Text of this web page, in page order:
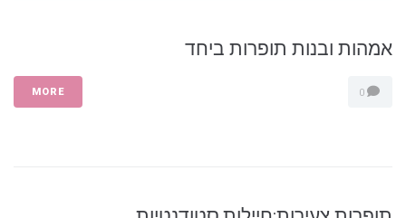
אמהות ובנות תופרות ביחד
MORE